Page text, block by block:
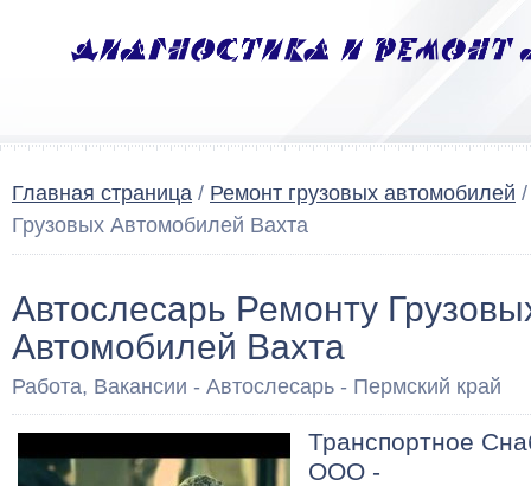
Главная страница / Ремонт грузовых автомобилей
Грузовых Автомобилей Вахта
Автослесарь Ремонту
Автомобилей Вахта
Работа, Вакансии - Автослесарь - Пермский край
Транспортное
ООО -